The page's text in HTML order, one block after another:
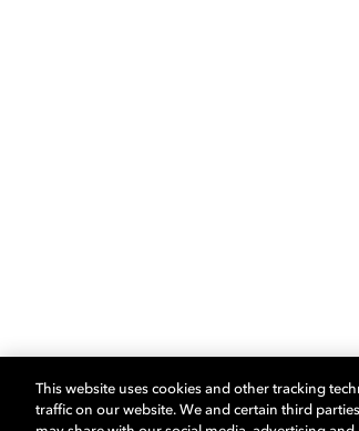
This website uses cookies and other tracking
traffic on our website. We and certain third